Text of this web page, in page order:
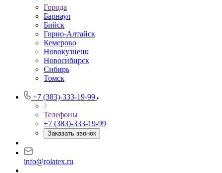
Города
Барнаул
Бийск
Горно-Алтайск
Кемерово
Новокузнецк
Новосибирск
Сибирь
Томск
+7 (383)-333-19-99
Телефоны
+7 (383)-333-19-99
Заказать звонок
info@rolatex.ru